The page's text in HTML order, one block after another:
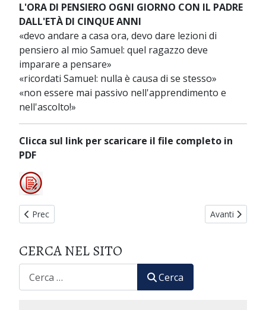
L'ORA DI PENSIERO OGNI GIORNO CON IL PADRE
DALL'ETÀ DI CINQUE ANNI
«devo andare a casa ora, devo dare lezioni di
pensiero al mio Samuel: quel ragazzo deve
imparare a pensare»
«ricordati Samuel: nulla è causa di se stesso»
«non essere mai passivo nell'apprendimento e
nell'ascolto!»
Clicca sul link per scaricare il file completo in
PDF
Articolo precedente: Un viaggio nell'esperienza. Fondamenti
Prec Articolo
Avanti
CERCA NEL SITO
Cerca